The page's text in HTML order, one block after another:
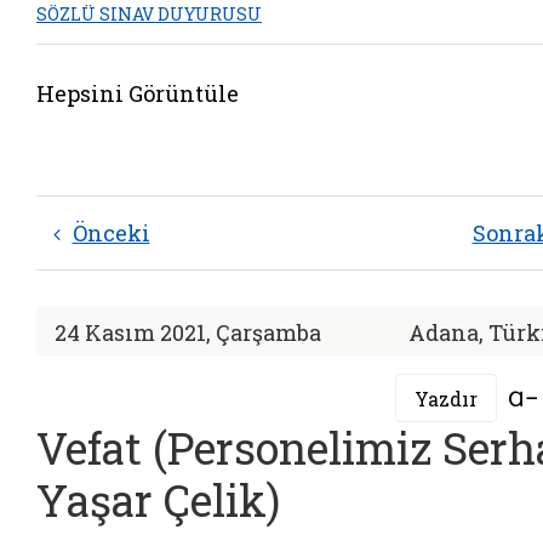
SÖZLÜ SINAV DUYURUSU
Hepsini Görüntüle
Önceki
24 Kasım 2021, Çarşamba Adana,
Yazdır
Vefat (Personelimiz
Yaşar Çelik)